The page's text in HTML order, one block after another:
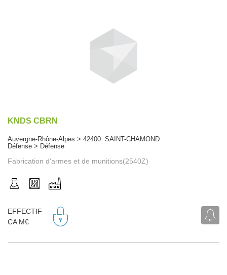
KNDS CBRN
Auvergne-Rhône-Alpes > 42400 SAINT-CHAMOND
Défense > Défense
Fabrication d'armes et de munitions(2540Z)
EFFECTIF
CA M€